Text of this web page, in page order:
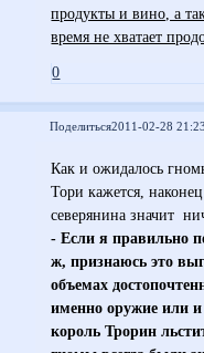
продукты и вино, а
время не хватает
0
Поделиться2011-02-28
Как и ожидалось
Тори кажется,
северянина значит
- Если я правильно
ж, признаюсь это
объемах
именно оружие или и
король Трорин